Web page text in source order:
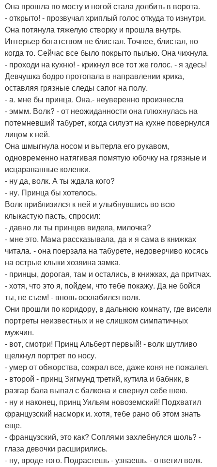
Она прошла по мосту и ногой стала долбить в ворота.
- открыто! - прозвучал хриплый голос откуда то изнутри.
Она потянула тяжелую створку и прошла внутрь.
Интерьер богатством не блистал. Точнее, блистал, но
когда то. Сейчас все было покрыто пылью. Она чихнула.
- проходи на кухню! - крикнул все тот же голос. - я здесь!
Девчушка бодро протопала в направлении крика,
оставляя грязные следы сапог на полу.
- а. мне бы принца. Она.- неуверенно произнесла
- эммм. Волк? - от неожиданности она плюхнулась на
потемневший табурет, когда силуэт на кухне повернулся
лицом к ней.
Она шмыгнула носом и вытерла его рукавом,
одновременно натягивая помятую юбочку на грязные и
исцарапанные коленки.
- ну да, волк. А ты ждала кого?
- ну. Принца бы хотелось.
Волк приблизился к ней и улыбнувшись во всю
клыкастую пасть, спросил:
- давно ли ты принцев видела, милочка?
- мне это. Мама рассказывала, да и я сама в книжках
читала. - она поерзала на табурете, недоверчиво косясь
на острые клыки хозяина замка.
- принцы, дорогая, там и остались, в книжках, да притчах.
- хотя, что это я, пойдем, что тебе покажу. Да не бойся
ты, не съем! - вновь осклабился волк.
Они прошли по коридору, в дальнюю комнату, где висели
портреты неизвестных и не слишком симпатичных
мужчин.
- вот, смотри! Принц Альберт первый! - волк шутливо
щелкнул портрет по носу.
- умер от обжорства, сожрал все, даже коня не пожалел.
- второй - принц Зигмунд третий, кутила и бабник, в
разгар бала выпал с балкона и свернул себе шею.
- ну и наконец, принц Уильям новоземский! Подхватил
французский насморк и. хотя, тебе рано об этом знать
еще.
- французский, это как? Соплями захлебнулся шоль? -
глаза девочки расширились.
- ну, вроде того. Подрастешь - узнаешь. - ответил волк.